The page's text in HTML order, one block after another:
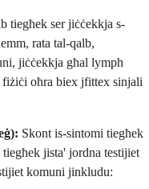
tiegħek ser jiċċekkja s-
rata tal-qalb,
jiċċekkja għal lymph
oħra biex jfittex sinjali
Skont is-sintomi tiegħek
jista' jordna testijiet
komuni jinkludu: